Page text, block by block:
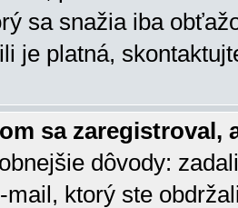
sa snažia iba
je platná,
sa zaregistroval,
dôvody:
mail, ktorý ste